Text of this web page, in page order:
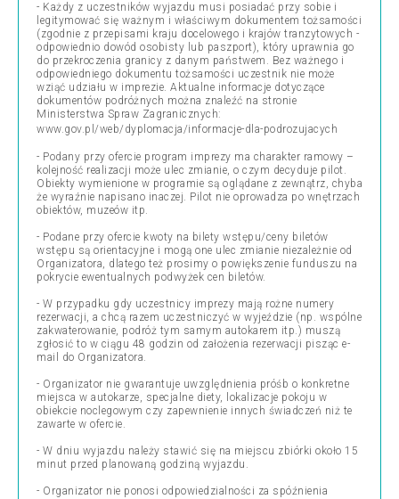
- Każdy z uczestników wyjazdu musi posiadać przy sobie i
legitymować się ważnym i właściwym dokumentem tożsamości
(zgodnie z przepisami kraju docelowego i krajów tranzytowych -
odpowiednio dowód osobisty lub paszport), który uprawnia go
do przekroczenia granicy z danym państwem. Bez ważnego i
odpowiedniego dokumentu tożsamości uczestnik nie może
wziąć udziału w imprezie. Aktualne informacje dotyczące
dokumentów podróżnych można znaleźć na stronie
Ministerstwa Spraw Zagranicznych:
www.gov.pl/web/dyplomacja/informacje-dla-podrozujacych
- Podany przy ofercie program imprezy ma charakter ramowy –
kolejność realizacji może ulec zmianie, o czym decyduje pilot.
Obiekty wymienione w programie są oglądane z zewnątrz, chyba
że wyraźnie napisano inaczej. Pilot nie oprowadza po wnętrzach
obiektów, muzeów itp.
- Podane przy ofercie kwoty na bilety wstępu/ceny biletów
wstępu są orientacyjne i mogą one ulec zmianie niezależnie od
Organizatora, dlatego też prosimy o powiększenie funduszu na
pokrycie ewentualnych podwyżek cen biletów.
- W przypadku gdy uczestnicy imprezy mają rożne numery
rezerwacji, a chcą razem uczestniczyć w wyjeździe (np. wspólne
zakwaterowanie, podróż tym samym autokarem itp.) muszą
zgłosić to w ciągu 48 godzin od założenia rezerwacji pisząc e-
mail do Organizatora.
- Organizator nie gwarantuje uwzględnienia próśb o konkretne
miejsca w autokarze, specjalne diety, lokalizacje pokoju w
obiekcie noclegowym czy zapewnienie innych świadczeń niż te
zawarte w ofercie.
- W dniu wyjazdu należy stawić się na miejscu zbiórki około 15
minut przed planowaną godziną wyjazdu.
- Organizator nie ponosi odpowiedzialności za spóźnienia